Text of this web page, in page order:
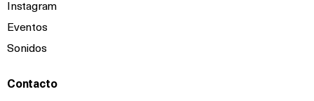
Instagram
Eventos
Sonidos
Contacto